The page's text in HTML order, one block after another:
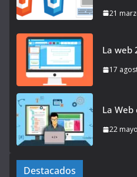
21
La web
17
La
22
Destacados